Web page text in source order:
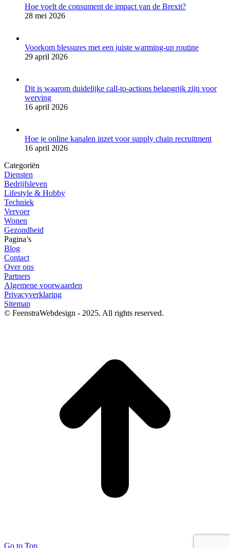
Hoe voelt de consument de impact van de Brexit?
28 mei 2026
Voorkom blessures met een juiste warming-up routine
29 april 2026
Dit is waarom duidelijke call-to-actions belangrijk zijn voor
werving
16 april 2026
Hoe je online kanalen inzet voor supply chain recruitment
16 april 2026
Categoriën
Diensten
Bedrijfsleven
Lifestyle & Hobby
Techniek
Vervoer
Wonen
Gezondheid
Pagina’s
Blog
Contact
Over ons
Partners
Algemene voorwaarden
Privacyverklaring
Sitemap
© FeenstraWebdesign - 2025. All rights reserved.
Go to Top